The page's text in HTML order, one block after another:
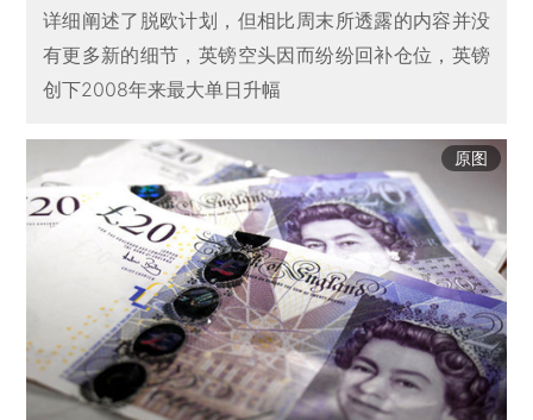
详细阐述了脱欧计划，但相比周末所透露的内容并没
有更多新的细节，英镑空头因而纷纷回补仓位，英镑
创下2008年来最大单日升幅
原图